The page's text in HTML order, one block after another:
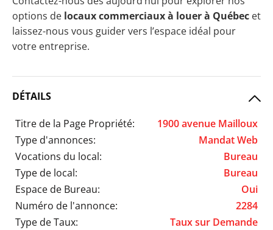
options de locaux commerciaux à louer à Québec et
laissez-nous vous guider vers l’espace idéal pour
votre entreprise.
DÉTAILS
Titre de la Page Propriété:
1900 avenue Mailloux
Type d'annonces:
Mandat Web
Vocations du local:
Bureau
Type de local:
Bureau
Espace de Bureau:
Oui
Numéro de l'annonce:
2284
Type de Taux:
Taux sur Demande